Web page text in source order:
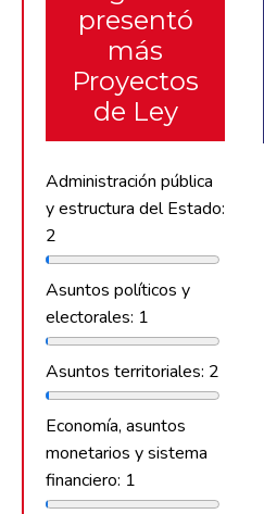
presentó
más
Proyectos
de Ley
Administración pública
y estructura del Estado:
2
Asuntos políticos y
electorales: 1
Asuntos territoriales: 2
Economía, asuntos
monetarios y sistema
financiero: 1